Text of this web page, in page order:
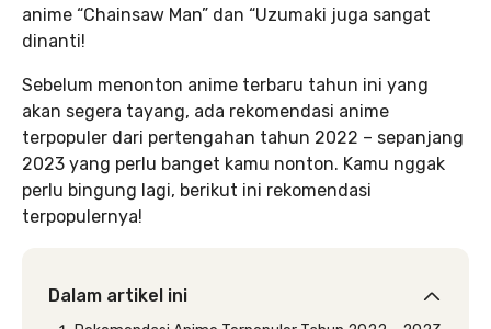
anime “Chainsaw Man” dan “Uzumaki juga sangat
dinanti!
Sebelum menonton anime terbaru tahun ini yang
akan segera tayang, ada rekomendasi anime
terpopuler dari pertengahan tahun 2022 – sepanjang
2023 yang perlu banget kamu nonton. Kamu nggak
perlu bingung lagi, berikut ini rekomendasi
terpopulernya!
Dalam artikel ini